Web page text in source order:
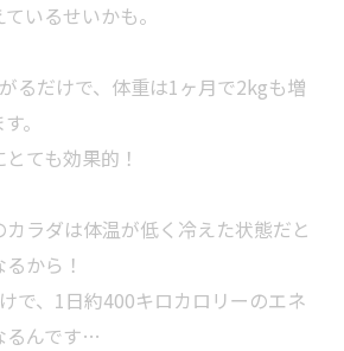
いるせいかも。
るだけで、体重は1ヶ月で2kgも増
。
ても効果的！
ラダは体温が低く冷えた状態だと
から！
で、1日約400キロカロリーのエネ
るんです…